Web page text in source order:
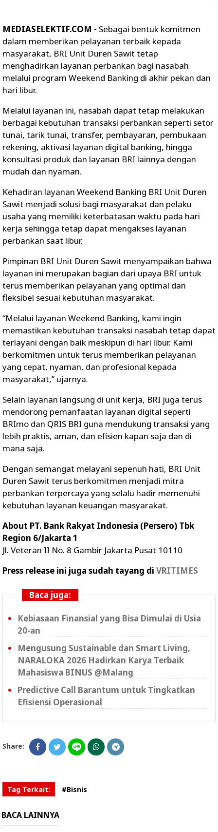
MEDIASELEKTIF.COM - Sebagai bentuk komitmen
dalam memberikan pelayanan terbaik kepada
masyarakat, BRI Unit Duren Sawit tetap
menghadirkan layanan perbankan bagi nasabah
melalui program Weekend Banking di akhir pekan dan
hari libur.
Melalui layanan ini, nasabah dapat tetap melakukan
berbagai kebutuhan transaksi perbankan seperti setor
tunai, tarik tunai, transfer, pembayaran, pembukaan
rekening, aktivasi layanan digital banking, hingga
konsultasi produk dan layanan BRI lainnya dengan
mudah dan nyaman.
Kehadiran layanan Weekend Banking BRI Unit Duren
Sawit menjadi solusi bagi masyarakat dan pelaku
usaha yang memiliki keterbatasan waktu pada hari
kerja sehingga tetap dapat mengakses layanan
perbankan saat libur.
Pimpinan BRI Unit Duren Sawit menyampaikan bahwa
layanan ini merupakan bagian dari upaya BRI untuk
terus memberikan pelayanan yang optimal dan
fleksibel sesuai kebutuhan masyarakat.
“Melalui layanan Weekend Banking, kami ingin
memastikan kebutuhan transaksi nasabah tetap dapat
terlayani dengan baik meskipun di hari libur. Kami
berkomitmen untuk terus memberikan pelayanan
yang cepat, nyaman, dan profesional kepada
masyarakat,” ujarnya.
Selain layanan langsung di unit kerja, BRI juga terus
mendorong pemanfaatan layanan digital seperti
BRImo dan QRIS BRI guna mendukung transaksi yang
lebih praktis, aman, dan efisien kapan saja dan di
mana saja.
Dengan semangat melayani sepenuh hati, BRI Unit
Duren Sawit terus berkomitmen menjadi mitra
perbankan terpercaya yang selalu hadir memenuhi
kebutuhan layanan keuangan masyarakat.
About PT. Bank Rakyat Indonesia (Persero) Tbk
Region 6/Jakarta 1
Jl. Veteran II No. 8 Gambir Jakarta Pusat 10110
Press release ini juga sudah tayang di VRITIMES
Baca juga:
Kebiasaan Finansial yang Bisa Dimulai di Usia
20-an
Mengusung Sustainable dan Smart Living,
NARALOKA 2026 Hadirkan Karya Terbaik
Mahasiswa BINUS @Malang
Predictive Call Barantum untuk Tingkatkan
Efisiensi Operasional
Share:
Tag Terkait: #Bisnis
BACA LAINNYA